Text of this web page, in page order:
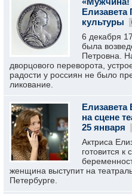
Елизавета
культуры
6 декабря
была
Петровна.
дворцового переворота,
радости у россиян не было
ликование.
Елизавета
на сцене
25 января
Актриса
готовится
женщина выступит на
Петербурге.